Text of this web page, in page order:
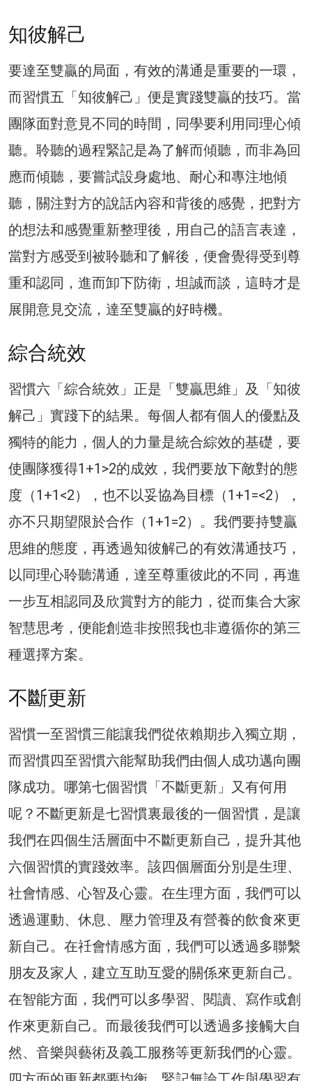
知彼解己
要達至雙贏的局面，有效的溝通是重要的一環，
而習慣五「知彼解己」便是實踐雙贏的技巧。當
團隊面對意見不同的時間，同學要利用同理心傾
聽。聆聽的過程緊記是為了解而傾聽，而非為回
應而傾聽，要嘗試設身處地、耐心和專注地傾
聽，關注對方的說話內容和背後的感覺，把對方
的想法和感覺重新整理後，用自己的語言表達，
當對方感受到被聆聽和了解後，便會覺得受到尊
重和認同，進而卸下防衛，坦誠而談，這時才是
展開意見交流，達至雙贏的好時機。
綜合統效
習慣六「綜合統效」正是「雙贏思維」及「知彼
解己」實踐下的結果。每個人都有個人的優點及
獨特的能力，個人的力量是統合綜效的基礎，要
使團隊獲得1+1>2的成效，我們要放下敵對的態
度（1+1<2），也不以妥協為目標（1+1=<2），
亦不只期望限於合作（1+1=2）。我們要持雙贏
思維的態度，再透過知彼解己的有效溝通技巧，
以同理心聆聽溝通，達至尊重彼此的不同，再進
一步互相認同及欣賞對方的能力，從而集合大家
智慧思考，便能創造非按照我也非遵循你的第三
種選擇方案。
不斷更新
習慣一至習慣三能讓我們從依賴期步入獨立期，
而習慣四至習慣六能幫助我們由個人成功邁向團
隊成功。哪第七個習慣「不斷更新」又有何用
呢？不斷更新是七習慣裏最後的一個習慣，是讓
我們在四個生活層面中不斷更新自己，提升其他
六個習慣的實踐效率。該四個層面分別是生理、
社會情感、心智及心靈。在生理方面，我們可以
透過運動、休息、壓力管理及有營養的飲食來更
新自己。在祍會情感方面，我們可以透過多聯繫
朋友及家人，建立互助互愛的關係來更新自己。
在智能方面，我們可以多學習、閱讀、寫作或創
作來更新自己。而最後我們可以透過多接觸大自
然、音樂與藝術及義工服務等更新我們的心靈。